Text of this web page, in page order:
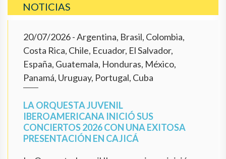
NOTICIAS
20/07/2026- Argentina, Brasil, Colombia,
Costa Rica, Chile, Ecuador, El Salvador,
España, Guatemala, Honduras, México,
Panamá, Uruguay, Portugal, Cuba
LA ORQUESTA JUVENIL
IBEROAMERICANA INICIÓ SUS
CONCIERTOS 2026 CON UNA EXITOSA
PRESENTACIÓN EN CAJICÁ